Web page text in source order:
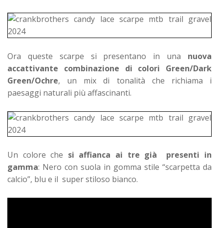
Ora queste scarpe si presentano in una nuova
accattivante combinazione di colori Green/Dark
Green/Ochre, un mix di tonalità che richiama i
paesaggi naturali più affascinanti.
Un colore che si affianca ai tre già presenti in
gamma: Nero con suola in gomma stile “scarpetta da
calcio”, blu e il super stiloso bianco.